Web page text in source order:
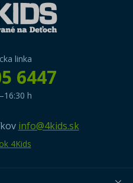
linka
6447
h
info@4kids.sk
4Kids